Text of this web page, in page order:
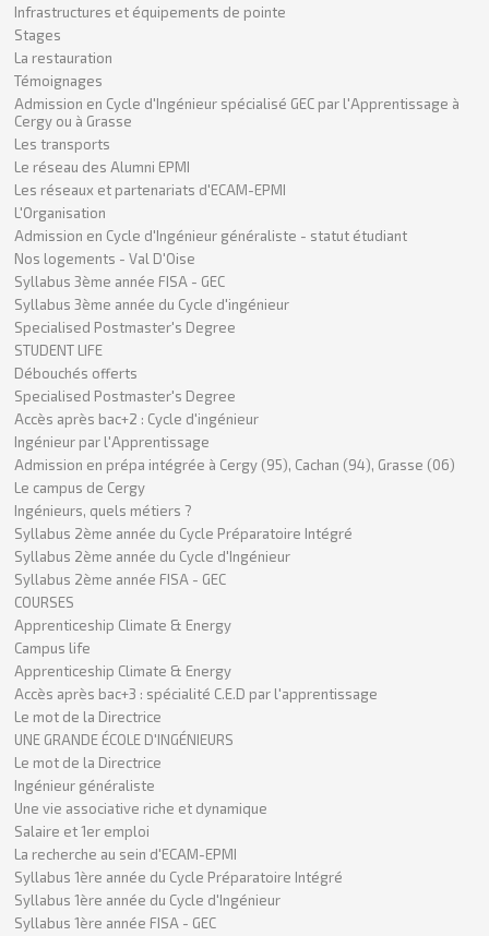
Infrastructures et équipements de pointe
Stages
La restauration
Témoignages
Admission en Cycle d'Ingénieur spécialisé GEC par l'Apprentissage à
Cergy ou à Grasse
Les transports
Le réseau des Alumni EPMI
Les réseaux et partenariats d'ECAM-EPMI
L'Organisation
Admission en Cycle d'Ingénieur généraliste - statut étudiant
Nos logements - Val D'Oise
Syllabus 3ème année FISA - GEC
Syllabus 3ème année du Cycle d'ingénieur
Specialised Postmaster's Degree
STUDENT LIFE
Débouchés offerts
Specialised Postmaster's Degree
Accès après bac+2 : Cycle d'ingénieur
Ingénieur par l'Apprentissage
Admission en prépa intégrée à Cergy (95), Cachan (94), Grasse (06)
Le campus de Cergy
Ingénieurs, quels métiers ?
Syllabus 2ème année du Cycle Préparatoire Intégré
Syllabus 2ème année du Cycle d'Ingénieur
Syllabus 2ème année FISA - GEC
COURSES
Apprenticeship Climate & Energy
Campus life
Apprenticeship Climate & Energy
Accès après bac+3 : spécialité C.E.D par l'apprentissage
Le mot de la Directrice
UNE GRANDE ÉCOLE D'INGÉNIEURS
Le mot de la Directrice
Ingénieur généraliste
Une vie associative riche et dynamique
Salaire et 1er emploi
La recherche au sein d'ECAM-EPMI
Syllabus 1ère année du Cycle Préparatoire Intégré
Syllabus 1ère année du Cycle d'Ingénieur
Syllabus 1ère année FISA - GEC